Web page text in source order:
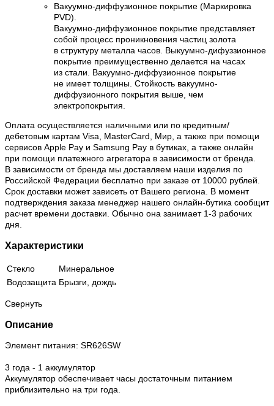
Вакуумно-диффузионное покрытие (Маркировка
PVD).
Вакуумно-диффузионное покрытие представляет
собой процесс проникновения частиц золота
в структуру металла часов. Выкуумно-дифуззионное
покрытие преимущественно делается на часах
из стали. Вакуумно-диффузионное покрытие
не имеет толщины. Стойкость вакуумно-
диффузионного покрытия выше, чем
электропокрытия.
Оплата осуществляется наличными или по кредитным/
дебетовым картам Visa, MasterCard, Мир, а также при помощи
сервисов Apple Pay и Samsung Pay в бутиках, а также онлайн
при помощи платежного агрегатора в зависимости от бренда.
В зависимости от бренда мы доставляем наши изделия по
Российской Федерации бесплатно при заказе от 10000 рублей.
Срок доставки может зависеть от Вашего региона. В момент
подтверждения заказа менеджер нашего онлайн-бутика сообщит
расчет времени доставки. Обычно она занимает 1-3 рабочих
дня.
Характеристики
Стекло
Минеральное
Водозащита Брызги, дождь
Свернуть
Описание
Элемент питания: SR626SW
3 года - 1 аккумулятор
Аккумулятор обеспечивает часы достаточным питанием
приблизительно на три года.